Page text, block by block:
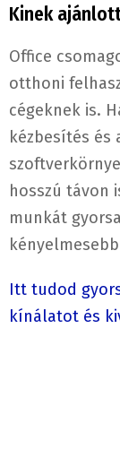
Kinek
Office
otthoni
cégeknek is.
kézbesítés és
hosszú távon
munkát
Itt tudod
kínálatot és